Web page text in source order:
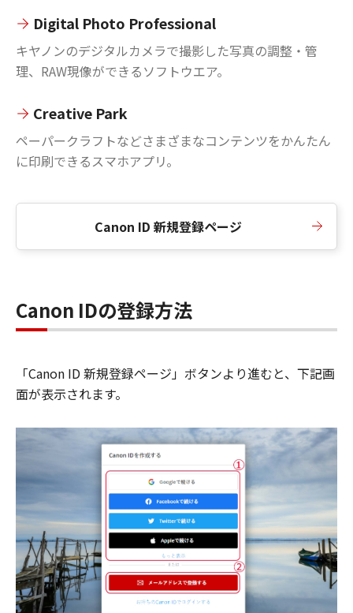
Digital Photo Professional
キヤノンのデジタルカメラで撮影した写真の調整・管
理、RAW現像ができるソフトウエア。
Creative Park
ペーパークラフトなどさまざまなコンテンツをかんたん
に印刷できるスマホアプリ。
Canon ID 新規登録ページ
Canon IDの登録方法
「Canon ID 新規登録ページ」ボタンより進むと、下記画
面が表示されます。